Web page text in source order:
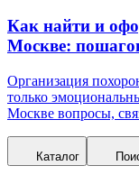
Как найти и
Москве:
Организация
только
Москве вопросы,
Каталог